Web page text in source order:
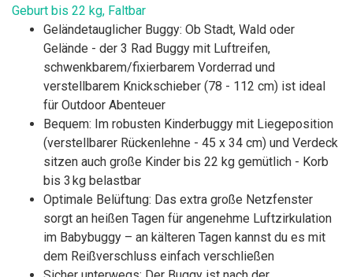
Geburt bis 22 kg, Faltbar
Geländetauglicher Buggy: Ob Stadt, Wald oder
Gelände - der 3 Rad Buggy mit Luftreifen,
schwenkbarem/fixierbarem Vorderrad und
verstellbarem Knickschieber (78 - 112 cm) ist ideal
für Outdoor Abenteuer
Bequem: Im robusten Kinderbuggy mit Liegeposition
(verstellbarer Rückenlehne - 45 x 34 cm) und Verdeck
sitzen auch große Kinder bis 22 kg gemütlich - Korb
bis 3 kg belastbar
Optimale Belüftung: Das extra große Netzfenster
sorgt an heißen Tagen für angenehme Luftzirkulation
im Babybuggy – an kälteren Tagen kannst du es mit
dem Reißverschluss einfach verschließen